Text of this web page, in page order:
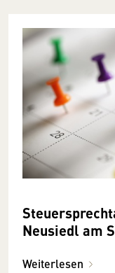
Neusiedl am
Weiterlesen